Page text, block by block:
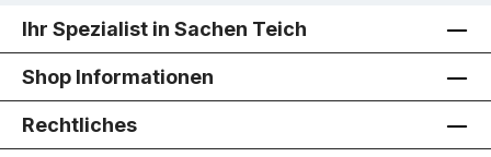
Ihr Spezialist in Sachen Teich
Shop Informationen
Rechtliches